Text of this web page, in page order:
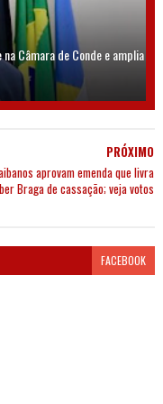
Câmara de Conde e amplia
PRÓXIMO
aprovam emenda que livra
Braga de cassação; veja votos
FACEBOOK